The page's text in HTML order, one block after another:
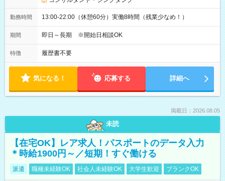
勤務時間 13:00-22:00（休憩60分）実働8時間（残業少なめ！）
期間 即日～長期 ※開始日相談OK
特徴 履歴書不要
気になる！ 応募する 詳細へ
掲載日：2026.08.05
未読
【在宅OK】レア求人！パスポートのデータ入力
＊時給1900円～／短期！すぐ働ける
派遣 職種未経験OK 社会人未経験OK 大学生歓迎 ブランクOK